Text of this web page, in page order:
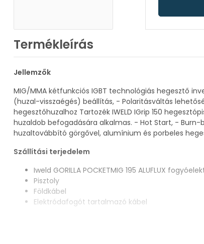
Termékleírás
Jellemzők
MIG/MMA kétfunkciós IGBT technológiás hegesztő
(huzal-visszaégés) beállítás, - Polaritásváltás
hegesztőhuzalhoz Tartozék IWELD IGrip 150
huzaldob befogadására alkalmas. - Hot Start, -
huzaltovábbító görgővel, alumínium és porbeles
Szállítási terjedelem
Iweld GORILLA POCKETMIG 195 ALUFLUX
Pisztoly
Földkábel
Elektródafogót tartalmazó kábel